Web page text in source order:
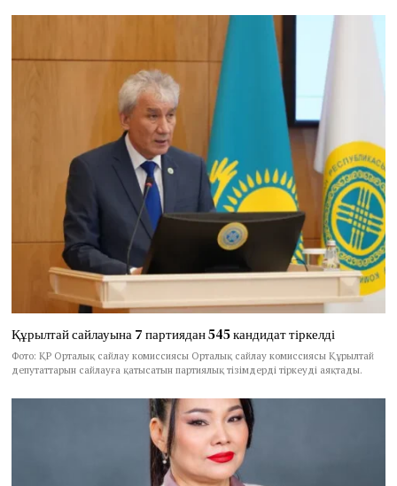
Құрылтай сайлауына 7 партиядан 545 кандидат тіркелді
Фото: ҚР Орталық сайлау комиссиясы Орталық сайлау комиссиясы Құрылтай
депутаттарын сайлауға қатысатын партиялық тізімдерді тіркеуді аяқтады.